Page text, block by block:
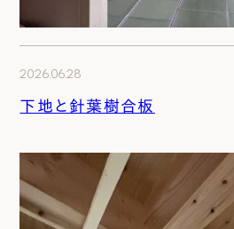
2026.06.28
下地と針葉樹合板